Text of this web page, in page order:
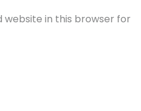
website in this browser for